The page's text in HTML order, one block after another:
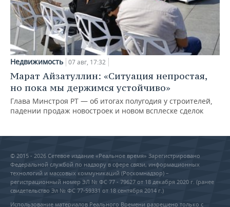
Недвижимость 07 авг, 17:32
Марат Айзатуллин: «Ситуация непростая,
но пока мы держимся устойчиво»
Глава Минстроя РТ — об итогах полугодия у строителей,
падении продаж новостроек и новом всплеске сделок
© 2015 - 2026 Сетевое издание «Реальное время» Зарегистрировано
Федеральной службой по надзору в сфере связи, информационных
технологий и массовых коммуникаций (Роскомнадзор) –
регистрационный номер ЭЛ № ФС 77 - 79627 от 18 декабря 2020 г. (ранее
свидетельство Эл № ФС 77-59331 от 18 сентября 2014 г.)
Использование материалов Реального Времени разрешено только с